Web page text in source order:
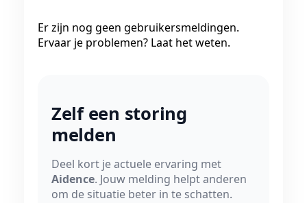
Er zijn nog geen gebruikersmeldingen.
Ervaar je problemen? Laat het weten.
Zelf een storing
melden
Deel kort je actuele ervaring met
Aidence. Jouw melding helpt anderen
om de situatie beter in te schatten.